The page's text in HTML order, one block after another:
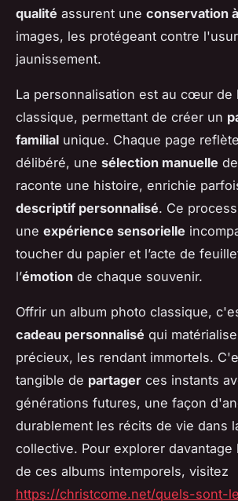
qualité assurent une conservation
images, les protégeant contre
jaunissement.
La personnalisation est au cœur de
classique, permettant de créer un
familial unique. Chaque page
délibéré, une sélection manuelle
raconte une histoire, enrichie
descriptif personnalisé. Ce
une expérience sensorielle
toucher du papier et l’acte de
l’émotion de chaque souvenir.
Offrir un album photo classique,
cadeau personnalisé qui
précieux, les rendant immortels.
tangible de partager ces instants
générations futures, une façon
durablement les récits de vie dans
collective. Pour explorer davantage
de ces albums intemporels, visitez
https://christcome.net/quels-sont-